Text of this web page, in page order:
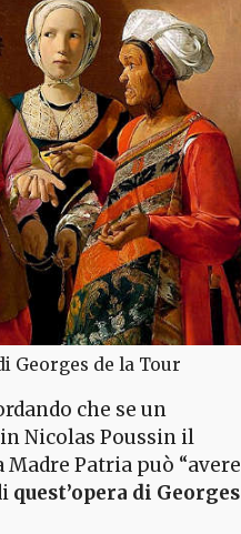
Georges de la Tour
che se un
Nicolas Poussin il
Patria può “avere
quest’opera di Georges